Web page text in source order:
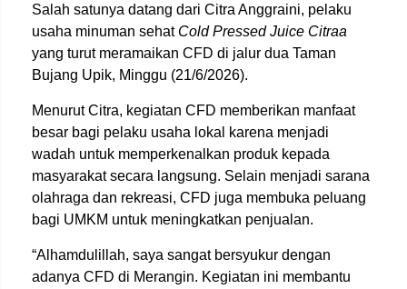
Salah satunya datang dari Citra Anggraini, pelaku
usaha minuman sehat Cold Pressed Juice Citraa
yang turut meramaikan CFD di jalur dua Taman
Bujang Upik, Minggu (21/6/2026).
Menurut Citra, kegiatan CFD memberikan manfaat
besar bagi pelaku usaha lokal karena menjadi
wadah untuk memperkenalkan produk kepada
masyarakat secara langsung. Selain menjadi sarana
olahraga dan rekreasi, CFD juga membuka peluang
bagi UMKM untuk meningkatkan penjualan.
“Alhamdulillah, saya sangat bersyukur dengan
adanya CFD di Merangin. Kegiatan ini membantu